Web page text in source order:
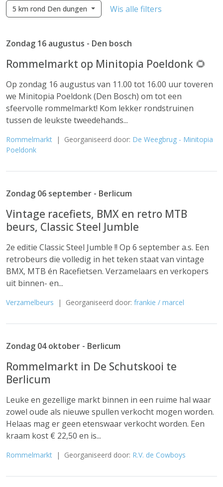
5 km rond Den dungen Wis alle filters
Zondag 16 augustus - Den bosch
Rommelmarkt op Minitopia Poeldonk 🌻
Op zondag 16 augustus van 11.00 tot 16.00 uur toveren
we Minitopia Poeldonk (Den Bosch) om tot een
sfeervolle rommelmarkt! Kom lekker rondstruinen
tussen de leukste tweedehands...
Rommelmarkt | Georganiseerd door: De Weegbrug - Minitopia
Poeldonk
Zondag 06 september - Berlicum
Vintage racefiets, BMX en retro MTB
beurs, Classic Steel Jumble
2e editie Classic Steel Jumble !! Op 6 september a.s. Een
retrobeurs die volledig in het teken staat van vintage
BMX, MTB én Racefietsen. Verzamelaars en verkopers
uit binnen- en...
Verzamelbeurs | Georganiseerd door: frankie / marcel
Zondag 04 oktober - Berlicum
Rommelmarkt in De Schutskooi te
Berlicum
Leuke en gezellige markt binnen in een ruime hal waar
zowel oude als nieuwe spullen verkocht mogen worden.
Helaas mag er geen etenswaar verkocht worden. Een
kraam kost € 22,50 en is...
Rommelmarkt | Georganiseerd door: R.V. de Cowboys